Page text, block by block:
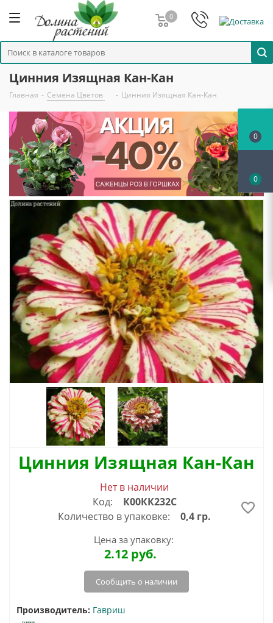
0
Цинния Изящная Кан-Кан
Главная - Семена Цветов - Цинния Изящная Кан-Кан
Цинния Изящная Кан-Кан
Нет в наличии
Код:
К00КК232С
Количество в упаковке:
0,4 гр.
Цена за упаковку:
2.12 руб.
Сообщить о наличии
Производитель: Гавриш
0
0